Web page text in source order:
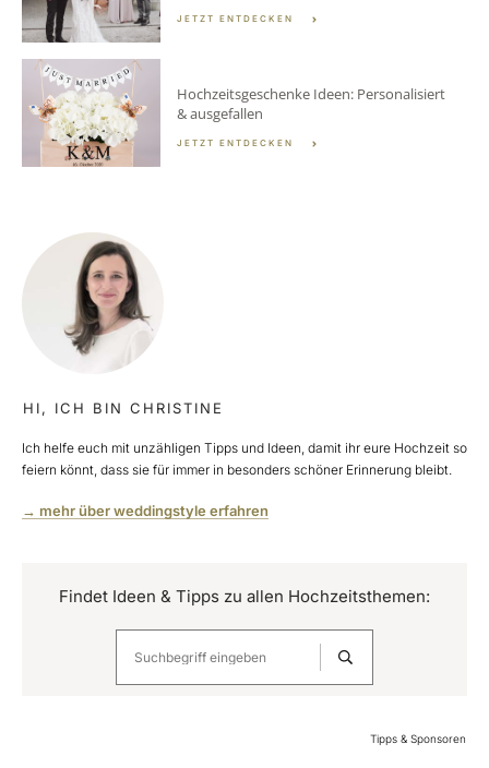
JETZT ENTDECKEN
Hochzeitsgeschenke Ideen: Personalisiert
& ausgefallen
JETZT ENTDECKEN
HI, ICH BIN CHRISTINE
Ich helfe euch mit unzähligen Tipps und Ideen, damit ihr eure Hochzeit so
feiern könnt, dass sie für immer in besonders schöner Erinnerung bleibt.
→ mehr über weddingstyle erfahren
Findet Ideen & Tipps zu allen Hochzeitsthemen:
Tipps & Sponsoren